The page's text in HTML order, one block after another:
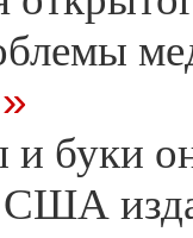
и буки